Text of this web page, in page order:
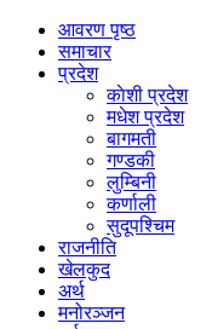
आवरण पृष्‍ठ
समाचार
प्रदेश
काेशी प्रदेश
मधेश प्रदेश
बागमती
गण्डकी
लुम्बिनी
कर्णाली
सुदूपश्‍चिम
राजनीति
खेलकुद
अर्थ
मनोरञ्‍जन